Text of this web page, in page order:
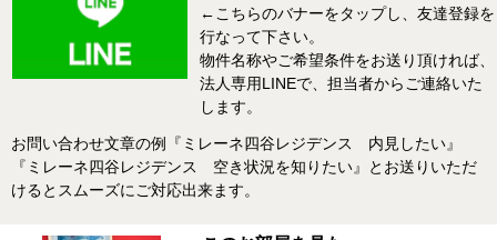
←こちらのバナーをタップし、友達登録を
行なって下さい。
物件名称やご希望条件をお送り頂ければ、
法人専用LINEで、担当者からご連絡いた
します。
お問い合わせ文章の例『ミレーネ四谷レジデンス 内見したい』
『ミレーネ四谷レジデンス 空き状況を知りたい』とお送りいただ
けるとスムーズにご対応出来ます。